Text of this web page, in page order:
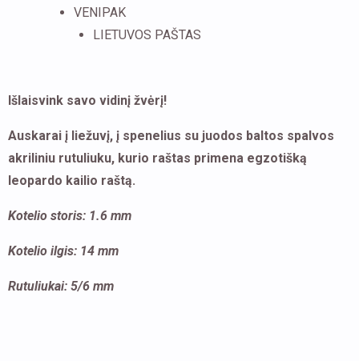
VENIPAK
LIETUVOS PAŠTAS
Išlaisvink savo vidinį žvėrį!
Auskarai į liežuvį, į spenelius su juodos baltos spalvos
akriliniu rutuliuku, kurio raštas primena egzotišką
leopardo kailio raštą.
Kotelio storis: 1.6 mm
Kotelio ilgis: 14 mm
Rutuliukai: 5/6 mm